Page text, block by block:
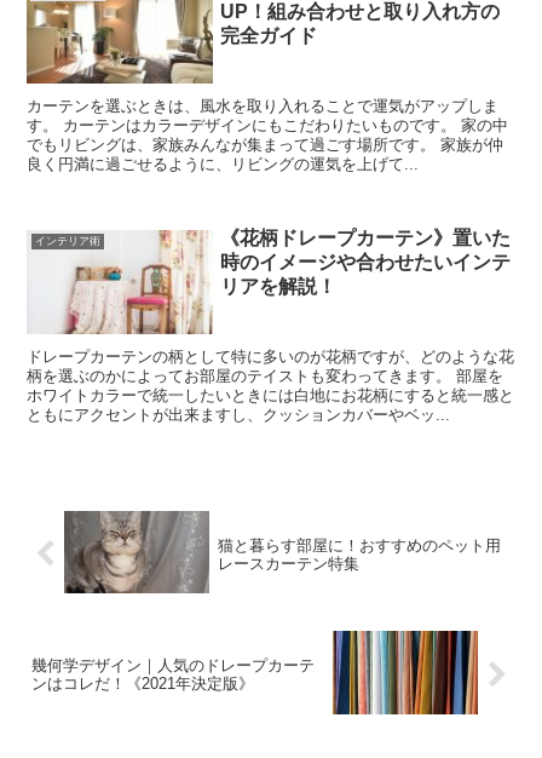
UP！組み合わせと取り入れ方の
完全ガイド
カーテンを選ぶときは、風水を取り入れることで運気がアップしま
す。 カーテンはカラーデザインにもこだわりたいものです。 家の中
でもリビングは、家族みんなが集まって過ごす場所です。 家族が仲
良く円満に過ごせるように、リビングの運気を上げて...
インテリア術
《花柄ドレープカーテン》置いた
時のイメージや合わせたいインテ
リアを解説！
ドレープカーテンの柄として特に多いのが花柄ですが、どのような花
柄を選ぶのかによってお部屋のテイストも変わってきます。 部屋を
ホワイトカラーで統一したいときには白地にお花柄にすると統一感と
ともにアクセントが出来ますし、クッションカバーやベッ...
猫と暮らす部屋に！おすすめのペット用
レースカーテン特集
幾何学デザイン｜人気のドレープカーテ
ンはコレだ！《2021年決定版》